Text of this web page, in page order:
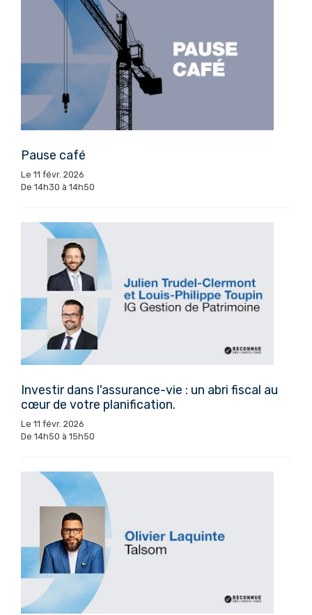
Pause café
Le 11 févr. 2026
De 14h30 à 14h50
Investir dans l'assurance-vie : un abri fiscal au
cœur de votre planification.
Le 11 févr. 2026
De 14h50 à 15h50